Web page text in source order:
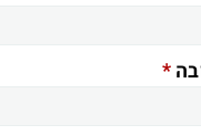
*